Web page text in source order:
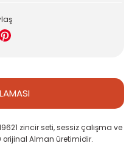
zincir seti, sessiz çalışma ve
Alman üretimidir.